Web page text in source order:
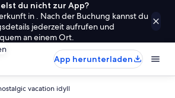
du nicht zur App?
in . Nach der Buchung kannst du
jederzeit aufrufen und
an einem Ort.
App herunterladen
vacation idyll